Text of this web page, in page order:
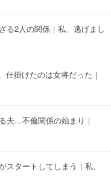
る2人の関係｜私、逃げまし
掛けたのは女将だった｜
夫…不倫関係の始まり｜
タートしてしまう｜私、